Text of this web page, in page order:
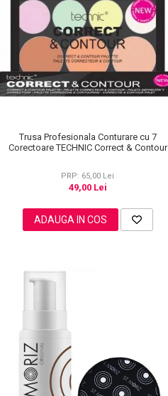
Trusa Profesionala Conturare cu 7
Corectoare TECHNIC Correct & Contour
PRP: 65,00 Lei
49,00 Lei
ADAUGA IN COS